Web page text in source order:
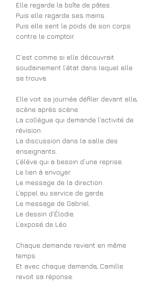
Elle regarde la boîte de pâtes.
Puis elle regarde ses mains.
Puis elle sent le poids de son corps
contre le comptoir.
C’est comme si elle découvrait
soudainement l’état dans lequel elle
se trouve.
Elle voit sa journée défiler devant elle,
scène après scène.
La collègue qui demande l’activité de
révision.
La discussion dans la salle des
enseignants.
L’élève qui a besoin d’une reprise.
Le lien à envoyer.
Le message de la direction.
L’appel au service de garde.
Le message de Gabriel.
Le dessin d’Élodie.
L’exposé de Léo.
Chaque demande revient en même
temps.
Et avec chaque demande, Camille
revoit sa réponse.